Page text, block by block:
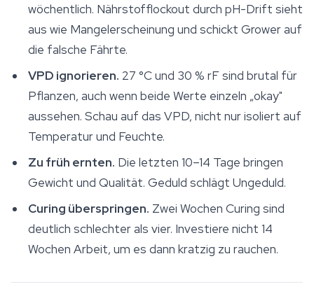
wöchentlich. Nährstofflockout durch pH-Drift sieht
aus wie Mangelerscheinung und schickt Grower auf
die falsche Fährte.
VPD ignorieren. 27 °C und 30 % rF sind brutal für
Pflanzen, auch wenn beide Werte einzeln „okay"
aussehen. Schau auf das VPD, nicht nur isoliert auf
Temperatur und Feuchte.
Zu früh ernten. Die letzten 10–14 Tage bringen
Gewicht und Qualität. Geduld schlägt Ungeduld.
Curing überspringen. Zwei Wochen Curing sind
deutlich schlechter als vier. Investiere nicht 14
Wochen Arbeit, um es dann kratzig zu rauchen.